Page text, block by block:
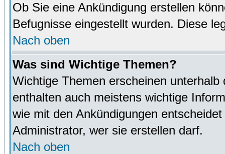
Ob Sie eine Ankündigung erstellen
Befugnisse eingestellt wurden. Diese
Nach oben
Was sind Wichtige Themen?
Wichtige Themen erscheinen
enthalten auch meistens wichtige
wie mit den Ankündigungen
Administrator, wer sie erstellen darf.
Nach oben